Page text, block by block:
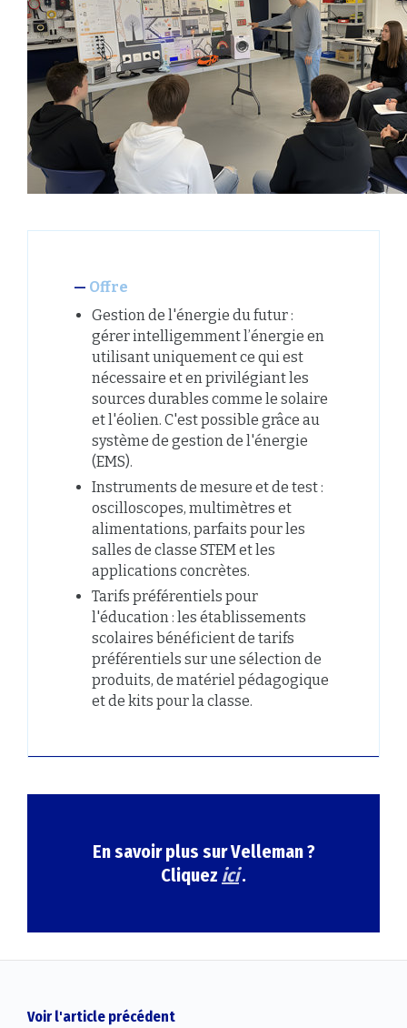
Offre
Gestion de l'énergie du futur :
gérer intelligemment l’énergie en
utilisant uniquement ce qui est
nécessaire et en privilégiant les
sources durables comme le solaire
et l'éolien. C'est possible grâce au
système de gestion de l'énergie
(EMS).
Instruments de mesure et de test :
oscilloscopes, multimètres et
alimentations, parfaits pour les
salles de classe STEM et les
applications concrètes.
Tarifs préférentiels pour
l'éducation : les établissements
scolaires bénéficient de tarifs
préférentiels sur une sélection de
produits, de matériel pédagogique
et de kits pour la classe.
En savoir plus sur Velleman ?
Cliquez ici.
Voir l'article précédent